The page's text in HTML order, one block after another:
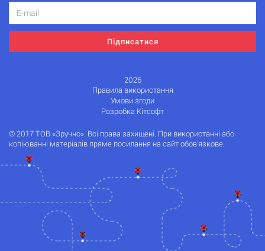
Підписатися
2026
Правила використання
Умови згоди
Розробка Кітсофт
© 2017 ТОВ «Зручно». Всі права захищені. При використанні або
копіюванні матеріалів пряме посилання на сайт обов'язкове.